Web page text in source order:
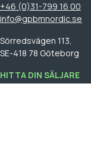
+46 (0)31-799 16 00
info@gpbmnordic.se
Sörredsvägen 113,
SE-418 78 Göteborg
HITTA DIN SÄLJARE